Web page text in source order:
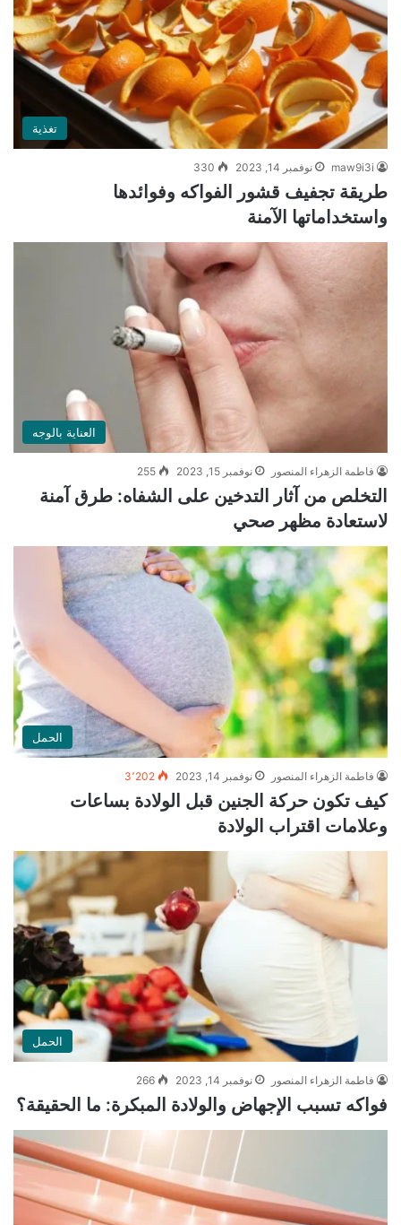
تغذية
maw9i3i نوفمبر 14, 2023 330
طريقة تجفيف قشور الفواكه وفوائدها
واستخداماتها الآمنة
العناية بالوجه
فاطمة الزهراء المنصور نوفمبر 15, 2023 255
التخلص من آثار التدخين على الشفاه: طرق آمنة
لاستعادة مظهر صحي
الحمل
فاطمة الزهراء المنصور نوفمبر 14, 2023 3٬202
كيف تكون حركة الجنين قبل الولادة بساعات
وعلامات اقتراب الولادة
الحمل
فاطمة الزهراء المنصور نوفمبر 14, 2023 266
فواكه تسبب الإجهاض والولادة المبكرة: ما الحقيقة؟